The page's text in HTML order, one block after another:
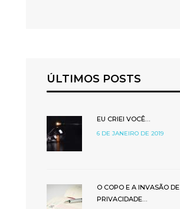
ÚLTIMOS POSTS
EU CRIEI VOCÊ…
6 DE JANEIRO DE 2019
O COPO E A INVASÃO DE
PRIVACIDADE…